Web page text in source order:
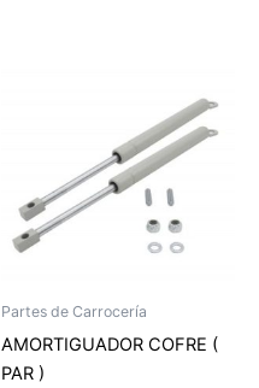
Partes de Carrocería
AMORTIGUADOR COFRE (
PAR )